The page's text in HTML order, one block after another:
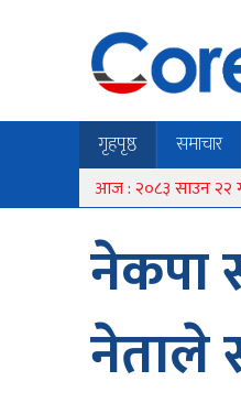
गृहपृष्ठ समाचार
आज : २०८३ साउन २२
नेकपा
नेताले